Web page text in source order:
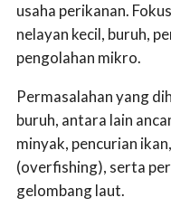
usaha perikanan.
nelayan kecil, buruh,
pengolahan mikro.
Permasalahan yang
buruh, antara lain
minyak, pencurian
(overfishing), serta
gelombang laut.